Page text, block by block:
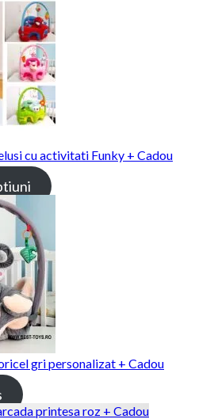
cu activitati Funky + Cadou
gri personalizat + Cadou